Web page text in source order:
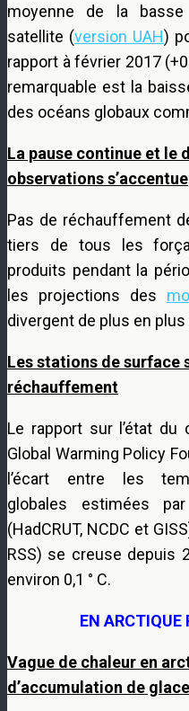
moyenne de la
satellite (version UAH)
rapport à février 2017
remarquable est la
des océans globaux
La pause continue et le
observations s’accentue
Pas de réchauffement
tiers de tous les
produits pendant la
les projections des
divergent de plus en
Les stations de surface
réchauffement
Le rapport sur l’état
Global Warming Policy
l’écart entre les
globales estimées
(HadCRUT, NCDC et
RSS) se creuse depuis
environ 0,1 ° C.
EN ARCTIQUE
Vague de chaleur en
d’accumulation de